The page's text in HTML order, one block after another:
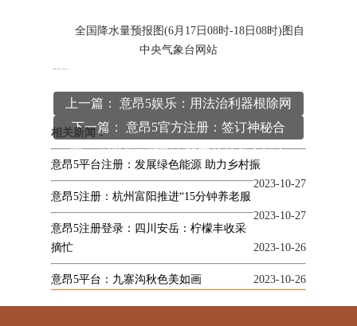
全国降水量预报图(6月17日08时-18日08时)图自
中央气象台网站
上一篇： 意昂5娱乐：用法治利器根除网
络算命
下一篇： 意昂5官方注册：签订神秘合
同，花90万元就能上北大？真有人信！
相关新闻：
意昂5平台注册：发展绿色能源 助力乡村振
2023-10-27
意昂5注册：杭州富阳推进“15分钟养老服
2023-10-27
意昂5注册登录：四川安岳：柠檬丰收采
摘忙
2023-10-26
意昂5平台：九寨沟秋色美如画 2023-10-26